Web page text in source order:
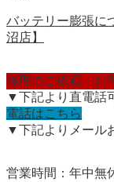
バッテリー膨張に
沼店】
修理のご依頼・お
▼下記より直電話
電話はこちら
▼下記よりメール
営業時間：年中無